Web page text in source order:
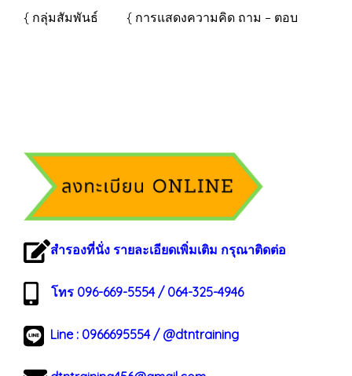
{ กลุ่มสัมพันธ์ { การแสดงความคิด ถาม – ตอบ
สำรองที่นั่ง รายละเอียดเพิ่มเติม กรุณาติดต่อ
โทร 096-669-5554 / 064-325-4946
Line : 0966695554/ @dtntraining